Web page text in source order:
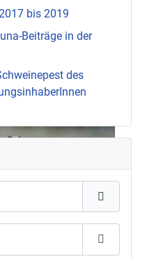
bis 2019
Beiträge in der
des
Passwort